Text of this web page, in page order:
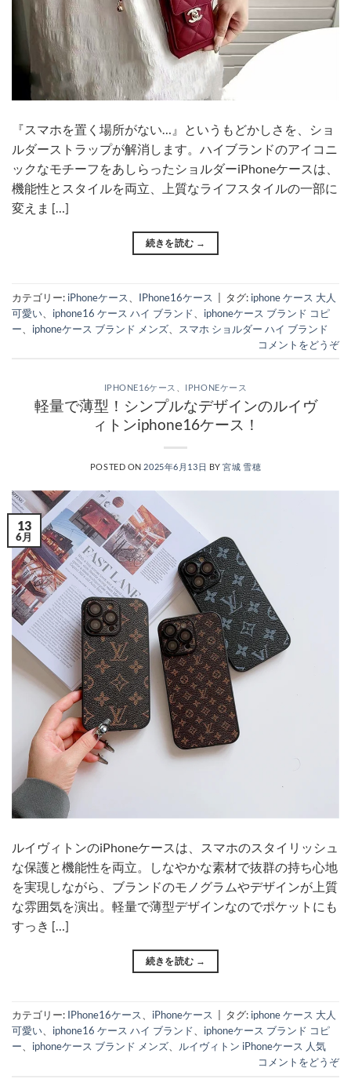
『スマホを置く場所がない…』というもどかしさを、ショ
ルダーストラップが解消します。ハイブランドのアイコニ
ックなモチーフをあしらったショルダーiPhoneケースは、
機能性とスタイルを両立、上質なライフスタイルの一部に
変えま […]
続きを読む →
カテゴリー: iPhoneケース IPhone16ケース タグ: iphone ケース 大人
可愛い
iphone16 ケース ハイ ブランド
iphoneケース ブランド コピ
ー
iphoneケース ブランド メンズ
スマホ ショルダー ハイ ブランド
コメントをどうぞ
IPHONE16ケース IPHONEケース
軽量で薄型！シンプルなデザインのルイヴ
ィトンiphone16ケース！
POSTED ON 2025年6月13日 BY宮城 雪穂
13
6月
ルイヴィトンのiPhoneケースは、スマホのスタイリッシュ
な保護と機能性を両立。しなやかな素材で抜群の持ち心地
を実現しながら、ブランドのモノグラムやデザインが上質
な雰囲気を演出。軽量で薄型デザインなのでポケットにも
すっき […]
続きを読む →
カテゴリー: IPhone16ケース、 iPhoneケース タグ: iphone ケース 大人
可愛い、 iphone16 ケース ハイ ブランド、 iphoneケース ブランド コピ
ー、 iphoneケース ブランド メンズ、 ルイヴィトン iPhoneケース 人気
コメントをどうぞ